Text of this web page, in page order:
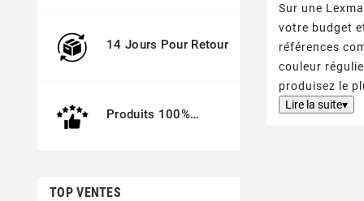
14 Jours Pour Retour
Produits 100%
TOP VENTES
Sur une
votre budget
références
couleur
produisez le
Lire la suite▾